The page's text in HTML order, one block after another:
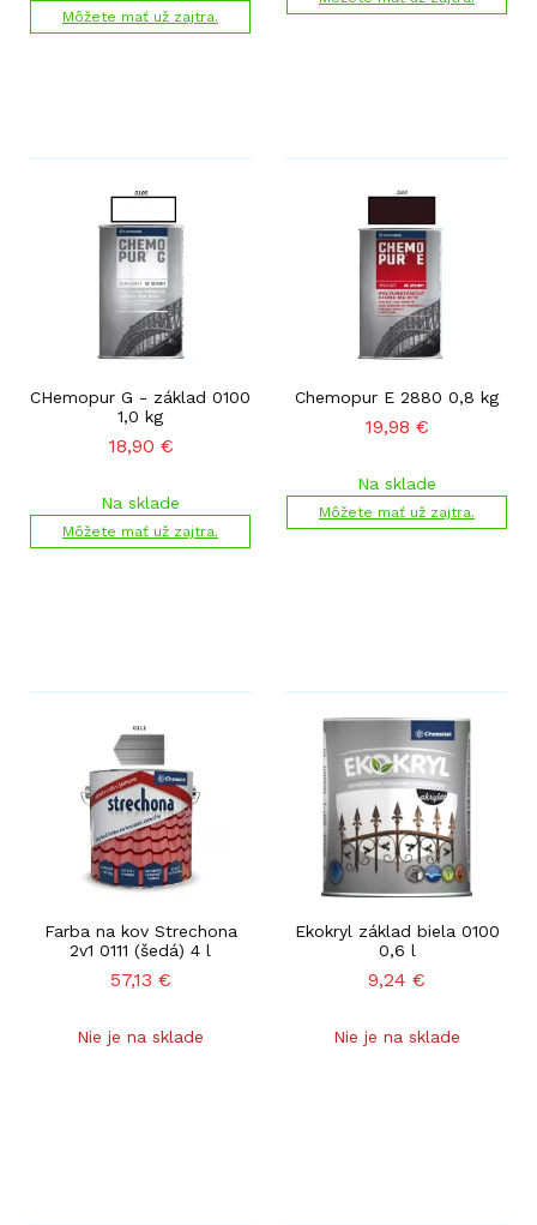
Môžete mať už zajtra.
CHemopur G - základ 0100
1,0 kg
18,90 €
Na sklade
Môžete mať už zajtra.
Chemopur E 2880 0,8 kg
19,98 €
Na sklade
Môžete mať už zajtra.
Farba na kov Strechona
2v1 0111 (šedá) 4 l
57,13 €
Nie je na sklade
Ekokryl základ biela 0100
0,6 l
9,24 €
Nie je na sklade